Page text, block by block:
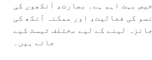
بہت اہم ہے۔ بصارت، آنکھوں کی
کی فعالیت، اور ممکنہ آنکھ کی
لینے کے لیے مختلف ٹیسٹ کیے
جاتے ہیں۔